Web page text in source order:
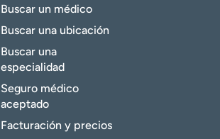
Buscar un médico
Buscar una ubicación
Buscar una
especialidad
Seguro médico
aceptado
Facturación y precios